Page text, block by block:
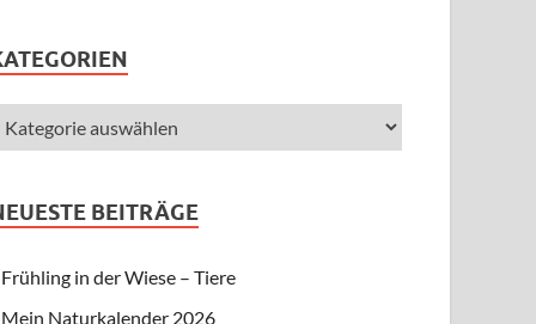
BEITRÄGE
Frühling in der Wiese – Tiere
Mein Naturkalender 2026